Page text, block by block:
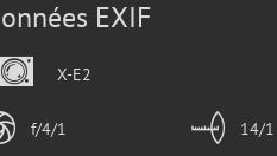
EXIF
X-E2
f/4/1 14/1